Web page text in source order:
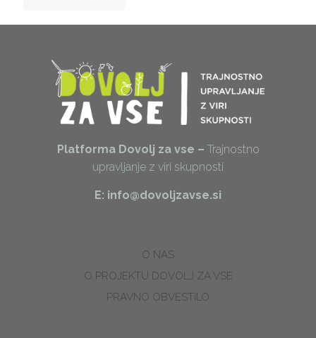
Platforma Dovolj za vse – Trajnostno
upravljanje z viri skupnosti
E: info@dovoljzavse.si
O NAS
O PROJEKTU DOVOLJ ZA VSE
PRAVNO OBVESTILO